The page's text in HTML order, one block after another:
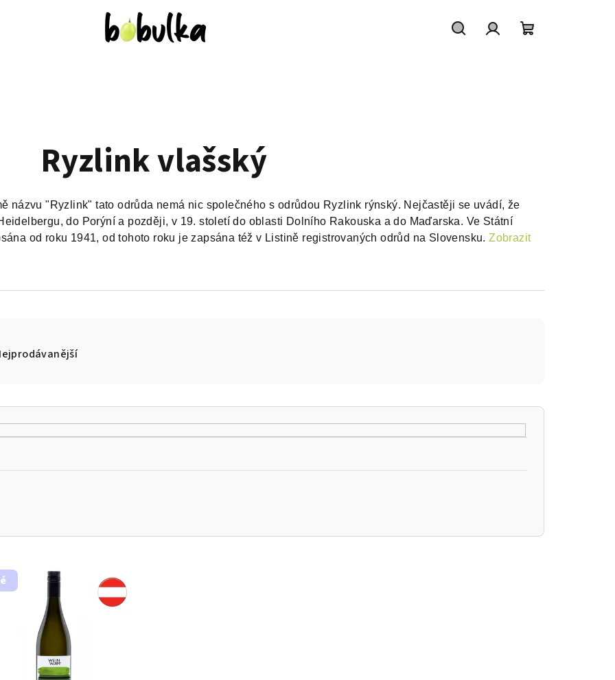
Ryzlink vlašský
názvu "Ryzlink" tato odrůda nemá nic společného s odrůdou Ryzlink rýnský. Nejčastěji se uvádí, že
do Porýní a později, v 19. století do oblasti Dolního Rakouska a do Maďarska. Ve Státní
od roku 1941, od tohoto roku je zapsána též v Listině registrovaných odrůd na Slovensku.Zobrazit